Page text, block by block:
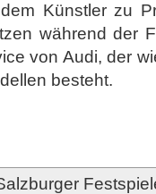
Künstler zu
während der
von Audi, der
besteht.